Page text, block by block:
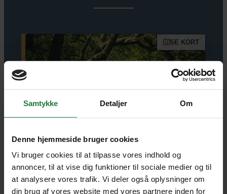
Samtykke Detaljer Om
Denne hjemmeside bruger cookies
Vi bruger cookies til at tilpasse vores indhold og
annoncer, til at vise dig funktioner til sociale medier og til
at analysere vores trafik. Vi deler også oplysninger om
din brug af vores website med vores partnere inden for
SE KORT
Naturens skattekammer
COSTA RICA
INDIVIDUEL REJSE